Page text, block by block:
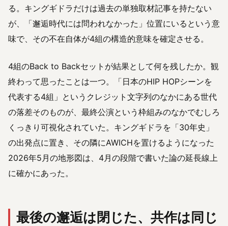
る。キングギドラだけは過去の単独取材記事を持たない
が、「邂逅時代には問われなかった」位置にいるという意
味で、その不在自体が4組の構造的意味を確定させる。
4組のBack to Backセットが結果として何を残したか。観
終わって思ったことは一つ。「日本のHIP HOPシーンを
代表する4組」というクレジット文字列のなかにある世代
の落差そのものが、最終公演という枠組みのなかでむしろ
くっきり可視化されていた。キングギドラを「30年史」
の出発点に置き、その隣にAWICHを置けるようになった
2026年5月の地形図は、4月の段階で書いた論の延長線上
に確かにあった。
最後の邂逅は閉じた、共作は同じ